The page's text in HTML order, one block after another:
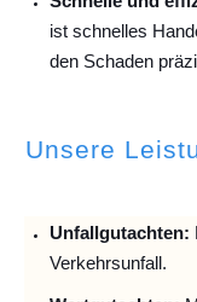
ist schnelles
den Schaden
Unsere
Unfallgutachten:
Verkehrsunfall.